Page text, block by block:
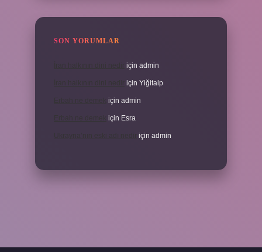
SON YORUMLAR
için admin
için Yiğitalp
için admin
için Esra
için admin